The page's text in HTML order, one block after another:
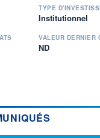
TYPE
Institutionnel
VALEUR DERNIER
ND